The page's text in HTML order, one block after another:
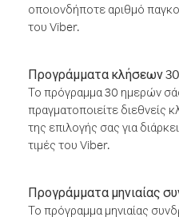
οποιονδήποτε αριθμό
του Viber.
Προγράμματα κλήσεων
Το πρόγραμμα 30 ημερών
πραγματοποιείτε διεθνείς
της επιλογής σας για
τιμές του Viber.
Προγράμματα μηνιαίας
Το πρόγραμμα μηνιαίας